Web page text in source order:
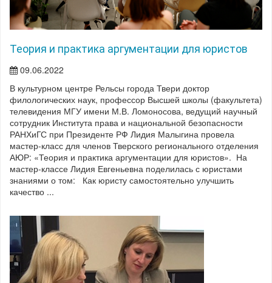
Теория и практика аргументации для юристов
09.06.2022
В культурном центре Рельсы города Твери доктор
филологических наук, профессор Высшей школы (факультета)
телевидения МГУ имени М.В. Ломоносова, ведущий научный
сотрудник Института права и национальной безопасности
РАНХиГС при Президенте РФ Лидия Малыгина провела
мастер-класс для членов Тверского регионального отделения
АЮР: «Теория и практика аргументации для юристов». На
мастер-классе Лидия Евгеньевна поделилась с юристами
знаниями о том: Как юристу самостоятельно улучшить
качество ...